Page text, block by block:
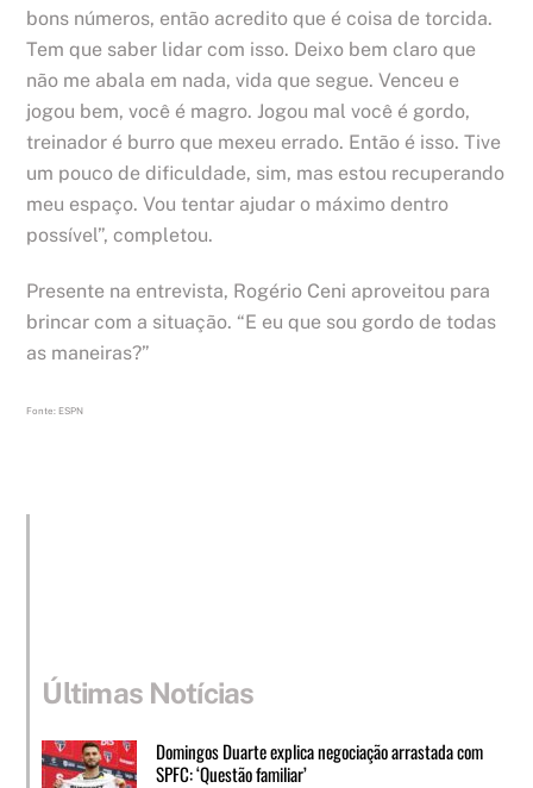
bons números, então acredito que é coisa de torcida.
Tem que saber lidar com isso. Deixo bem claro que
não me abala em nada, vida que segue. Venceu e
jogou bem, você é magro. Jogou mal você é gordo,
treinador é burro que mexeu errado. Então é isso. Tive
um pouco de dificuldade, sim, mas estou recuperando
meu espaço. Vou tentar ajudar o máximo dentro
possível”, completou.
Presente na entrevista, Rogério Ceni aproveitou para
brincar com a situação. “E eu que sou gordo de todas
as maneiras?”
Fonte: ESPN
Últimas Notícias
Domingos Duarte explica negociação arrastada com
SPFC: ‘Questão familiar’